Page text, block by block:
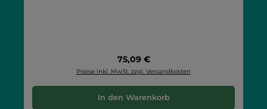
Regulärer Preis:
75,09 €
Preise inkl. MwSt. zzgl. Versandkosten
In den Warenkorb